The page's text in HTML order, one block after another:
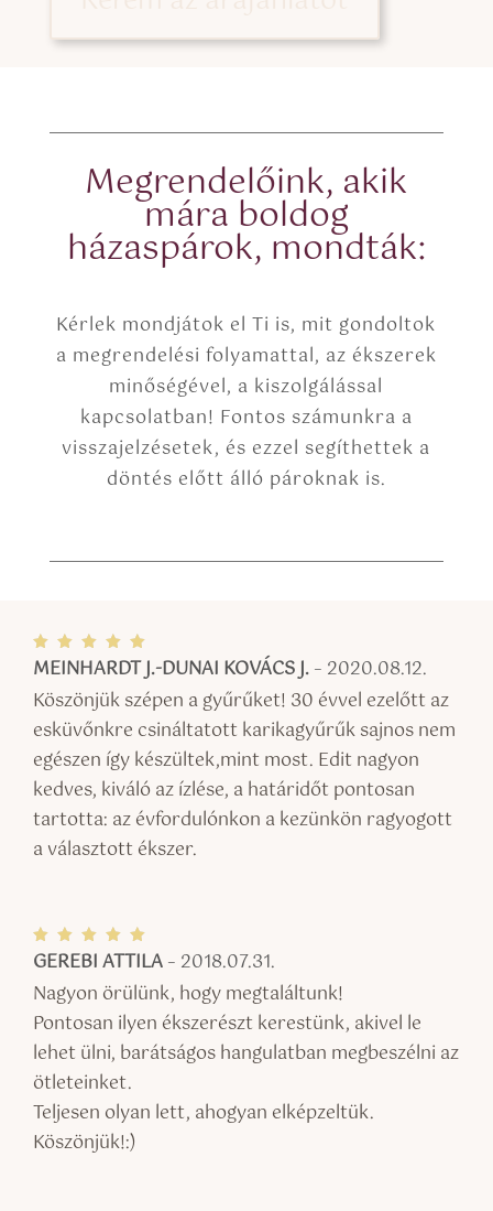
e
o
o
*
Megrendelőink, akik
mára boldog
házaspárok, mondták:
Kérlek mondjátok el Ti is, mit gondoltok
a megrendelési folyamattal, az ékszerek
minőségével, a kiszolgálással
kapcsolatban! Fontos számunkra a
visszajelzésetek, és ezzel segíthettek a
döntés előtt álló pároknak is.
Értékel
és: 5
/ 5
MEINHARDT J.-DUNAI KOVÁCS J.– 2020.08.12.
Köszönjük szépen a gyűrűket! 30 évvel ezelőtt az
esküvőnkre csináltatott karikagyűrűk sajnos nem
egészen így készültek,mint most. Edit nagyon
kedves, kiváló az ízlése, a határidőt pontosan
tartotta: az évfordulónkon a kezünkön ragyogott
a választott ékszer.
Értékel
és: 5
/ 5
GEREBI ATTILA– 2018.07.31.
Nagyon örülünk, hogy megtaláltunk!
Pontosan ilyen ékszerészt kerestünk, akivel le
lehet ülni, barátságos hangulatban megbeszélni az
ötleteinket.
Teljesen olyan lett, ahogyan elképzeltük.
Köszönjük!:)